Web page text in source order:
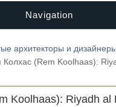
Navigation
архитекторы и дизайнеры
Колхас (Rem Koolhaas):
Koolhaas): Riyadh al